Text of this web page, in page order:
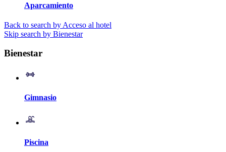
Aparcamiento
Back to search by Acceso al hotel
Skip search by Bienestar
Bienestar
Gimnasio
Piscina